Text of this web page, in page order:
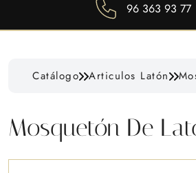
96 363 93 77
Catálogo Articulos Latón
Mosquetón De